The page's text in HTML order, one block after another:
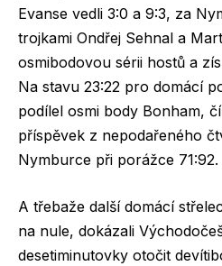
Evanse vedli 3:0 a 9:3, za
trojkami Ondřej Sehnal a
osmibodovou sérii hostů a
Na stavu 23:22 pro domácí
podílel osmi body Bonham,
příspěvek z nepodařeného
Nymburce při porážce 71:92.
A třebaže další domácí
na nule, dokázali
desetiminutovky otočit